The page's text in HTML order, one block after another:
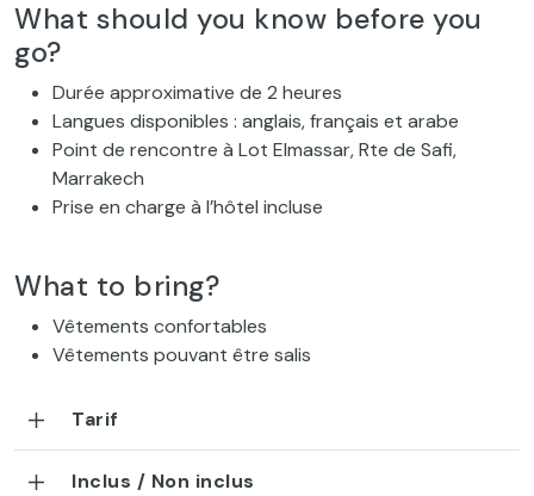
What should you know before you
go?
Durée approximative de 2 heures
Langues disponibles : anglais, français et arabe
Point de rencontre à Lot Elmassar, Rte de Safi,
Marrakech
Prise en charge à l’hôtel incluse
What to bring?
Vêtements confortables
Vêtements pouvant être salis
Tarif
Inclus / Non inclus